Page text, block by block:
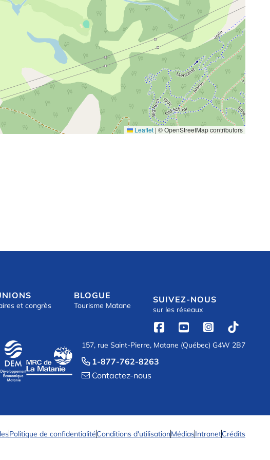
Leaflet | © OpenStreetMap contributors
et congrès
BLOGUE
Tourisme Matane
SUIVEZ-NOUS
sur les réseaux
   
157, rue Saint-Pierre, Matane (Québec) G4W 2B7
 1-877-762-8263
 Contactez-nous
Politique de confidentialitéConditions d'utilisationMédiasIntranetCrédits